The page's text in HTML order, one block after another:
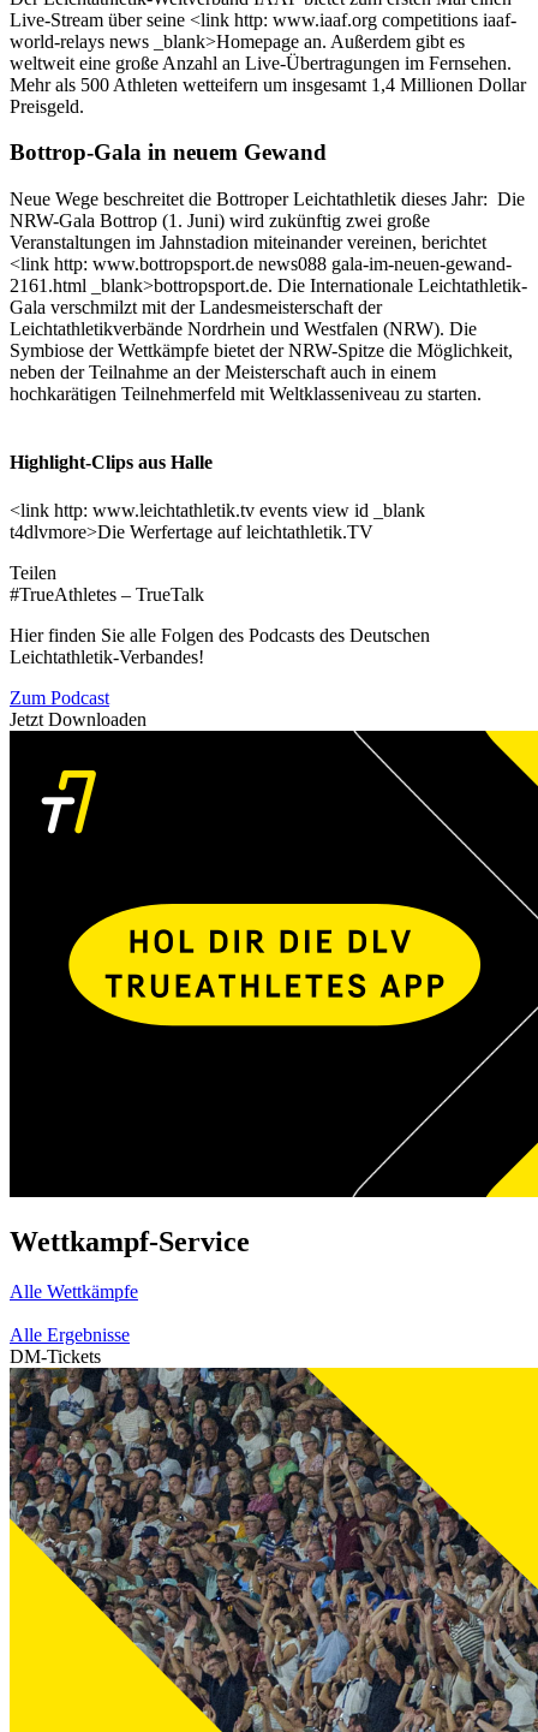
Live-Stream über seine <link http: www.iaaf.org competitions iaaf-
world-relays news _blank>Homepage an. Außerdem gibt es
weltweit eine große Anzahl an Live-Übertragungen im Fernsehen.
Mehr als 500 Athleten wetteifern um insgesamt 1,4 Millionen Dollar
Preisgeld.
Bottrop-Gala in neuem Gewand
Neue Wege beschreitet die Bottroper Leichtathletik dieses Jahr: Die
NRW-Gala Bottrop (1. Juni) wird zukünftig zwei große
Veranstaltungen im Jahnstadion miteinander vereinen, berichtet
<link http: www.bottropsport.de news088 gala-im-neuen-gewand-
2161.html _blank>bottropsport.de. Die Internationale Leichtathletik-
Gala verschmilzt mit der Landesmeisterschaft der
Leichtathletikverbände Nordrhein und Westfalen (NRW). Die
Symbiose der Wettkämpfe bietet der NRW-Spitze die Möglichkeit,
neben der Teilnahme an der Meisterschaft auch in einem
hochkarätigen Teilnehmerfeld mit Weltklasseniveau zu starten.
Highlight-Clips aus Halle
<link http: www.leichtathletik.tv events view id _blank
t4dlvmore>Die Werfertage auf leichtathletik.TV
Teilen
#TrueAthletes – TrueTalk
Hier finden Sie alle Folgen des Podcasts des Deutschen
Leichtathletik-Verbandes!
Zum Podcast
Jetzt Downloaden
Wettkampf-Service
Alle Wettkämpfe
Alle Ergebnisse
DM-Tickets